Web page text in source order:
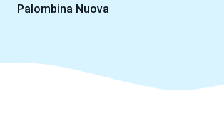
Palombina Nuova